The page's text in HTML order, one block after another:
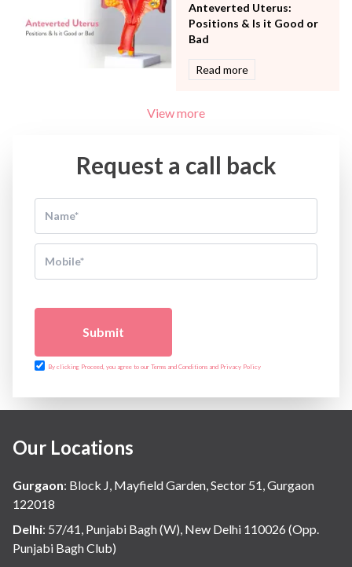
Anteverted Uterus:
Positions & Is it Good or
Bad
Read more
View more
Request a call back
Submit
By clicking Proceed, you agree to our Terms and Conditions and Privacy Policy
Our Locations
Gurgaon: Block J, Mayfield Garden, Sector 51, Gurgaon
122018
Delhi: 57/41, Punjabi Bagh (W), New Delhi 110026 (Opp.
Punjabi Bagh Club)